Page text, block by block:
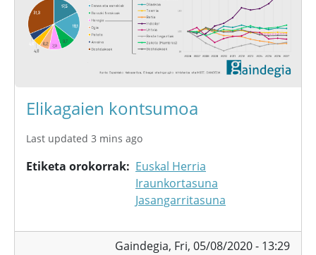
Elikagaien kontsumoa
Last updated 3 mins ago
Etiketa orokorrak
Euskal Herria
Iraunkortasuna
Jasangarritasuna
Gaindegia, Fri, 05/08/2020 - 13:29